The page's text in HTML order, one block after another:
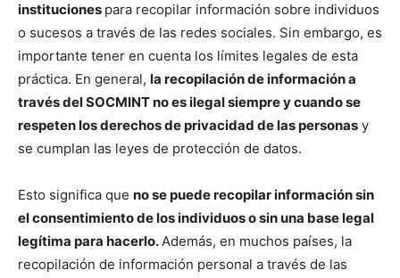
instituciones para recopilar información sobre individuos
o sucesos a través de las redes sociales. Sin embargo, es
importante tener en cuenta los límites legales de esta
práctica. En general, la recopilación de información a
través del SOCMINT no es ilegal siempre y cuando se
respeten los derechos de privacidad de las personas y
se cumplan las leyes de protección de datos.
Esto significa que no se puede recopilar información sin
el consentimiento de los individuos o sin una base legal
legítima para hacerlo.Además, en muchos países, la
recopilación de información personal a través de las